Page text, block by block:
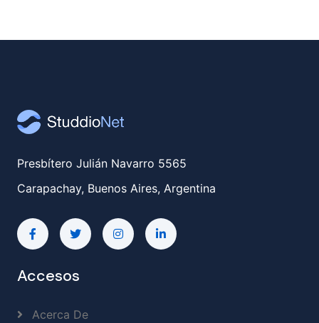
Presbítero Julián Navarro 5565
Carapachay, Buenos Aires, Argentina
Accesos
Acerca De